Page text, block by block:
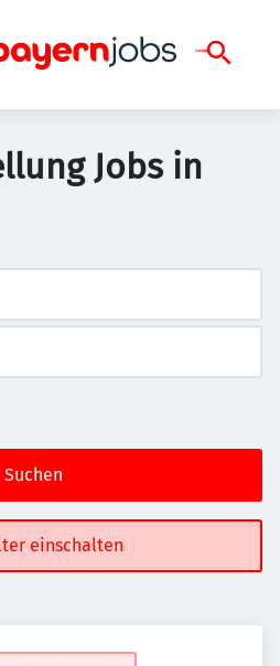
Jobs in
Suchen
einschalten